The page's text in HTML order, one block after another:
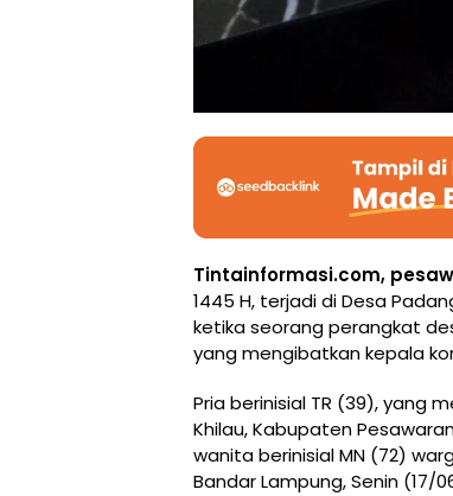
Tintainformasi.com,
1445 H, terjadi di Desa
ketika seorang perangkat
yang mengibatkan kepala
Pria berinisial TR (39), yang
Khilau, Kabupaten
wanita berinisial MN (72)
Bandar Lampung, Senin (17/